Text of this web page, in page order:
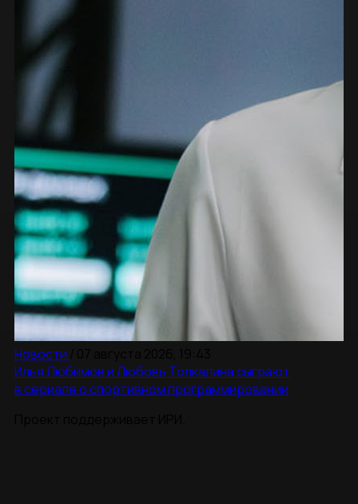
Новости
Илья Любимов и Любовь Толкалина сыграют
в сериале о спортивном программировании